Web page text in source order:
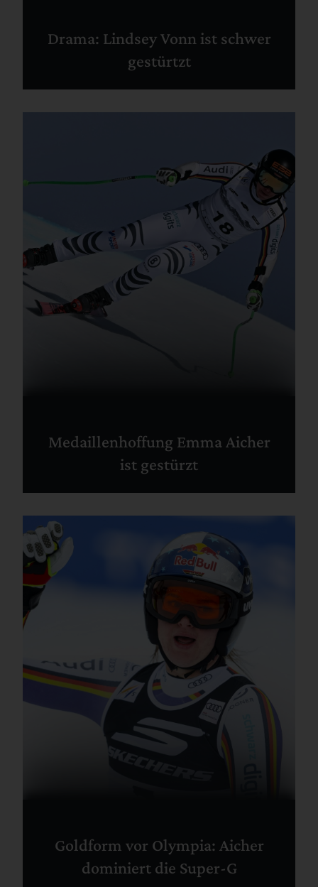
Drama: Lindsey Vonn ist schwer
gestürtzt
Medaillenhoffung Emma Aicher
ist gestürzt
Goldform vor Olympia: Aicher
dominiert die Super-G